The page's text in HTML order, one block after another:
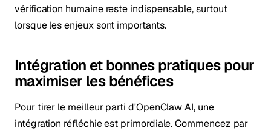
vérification humaine reste indispensable, surtout
lorsque les enjeux sont importants.
Intégration et bonnes pratiques pour
maximiser les bénéfices
Pour tirer le meilleur parti d'OpenClaw AI, une
intégration réfléchie est primordiale. Commencez par